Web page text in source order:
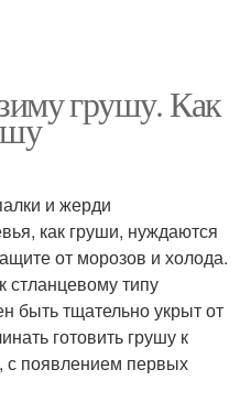
грушу. Как
и жерди
как груши, нуждаются
от морозов и холода.
стланцевому типу
быть тщательно укрыт от
готовить грушу к
с появлением первых